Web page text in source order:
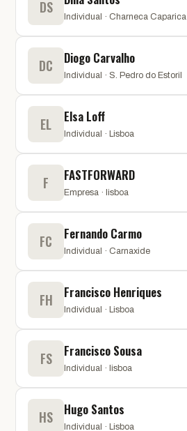
DS
Individual · Charneca Caparica
DC Diogo Carvalho
Individual · S. Pedro do Estoril
EL Elsa Loff
Individual · Lisboa
F FASTFORWARD
Empresa · lisboa
FC Fernando Carmo
Individual · Carnaxide
FH Francisco Henriques
Individual · Lisboa
FS Francisco Sousa
Individual · lisboa
HS Hugo Santos
Individual · Lisboa